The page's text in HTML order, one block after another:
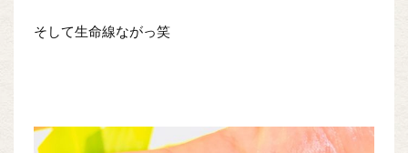
そして生命線ながっ笑